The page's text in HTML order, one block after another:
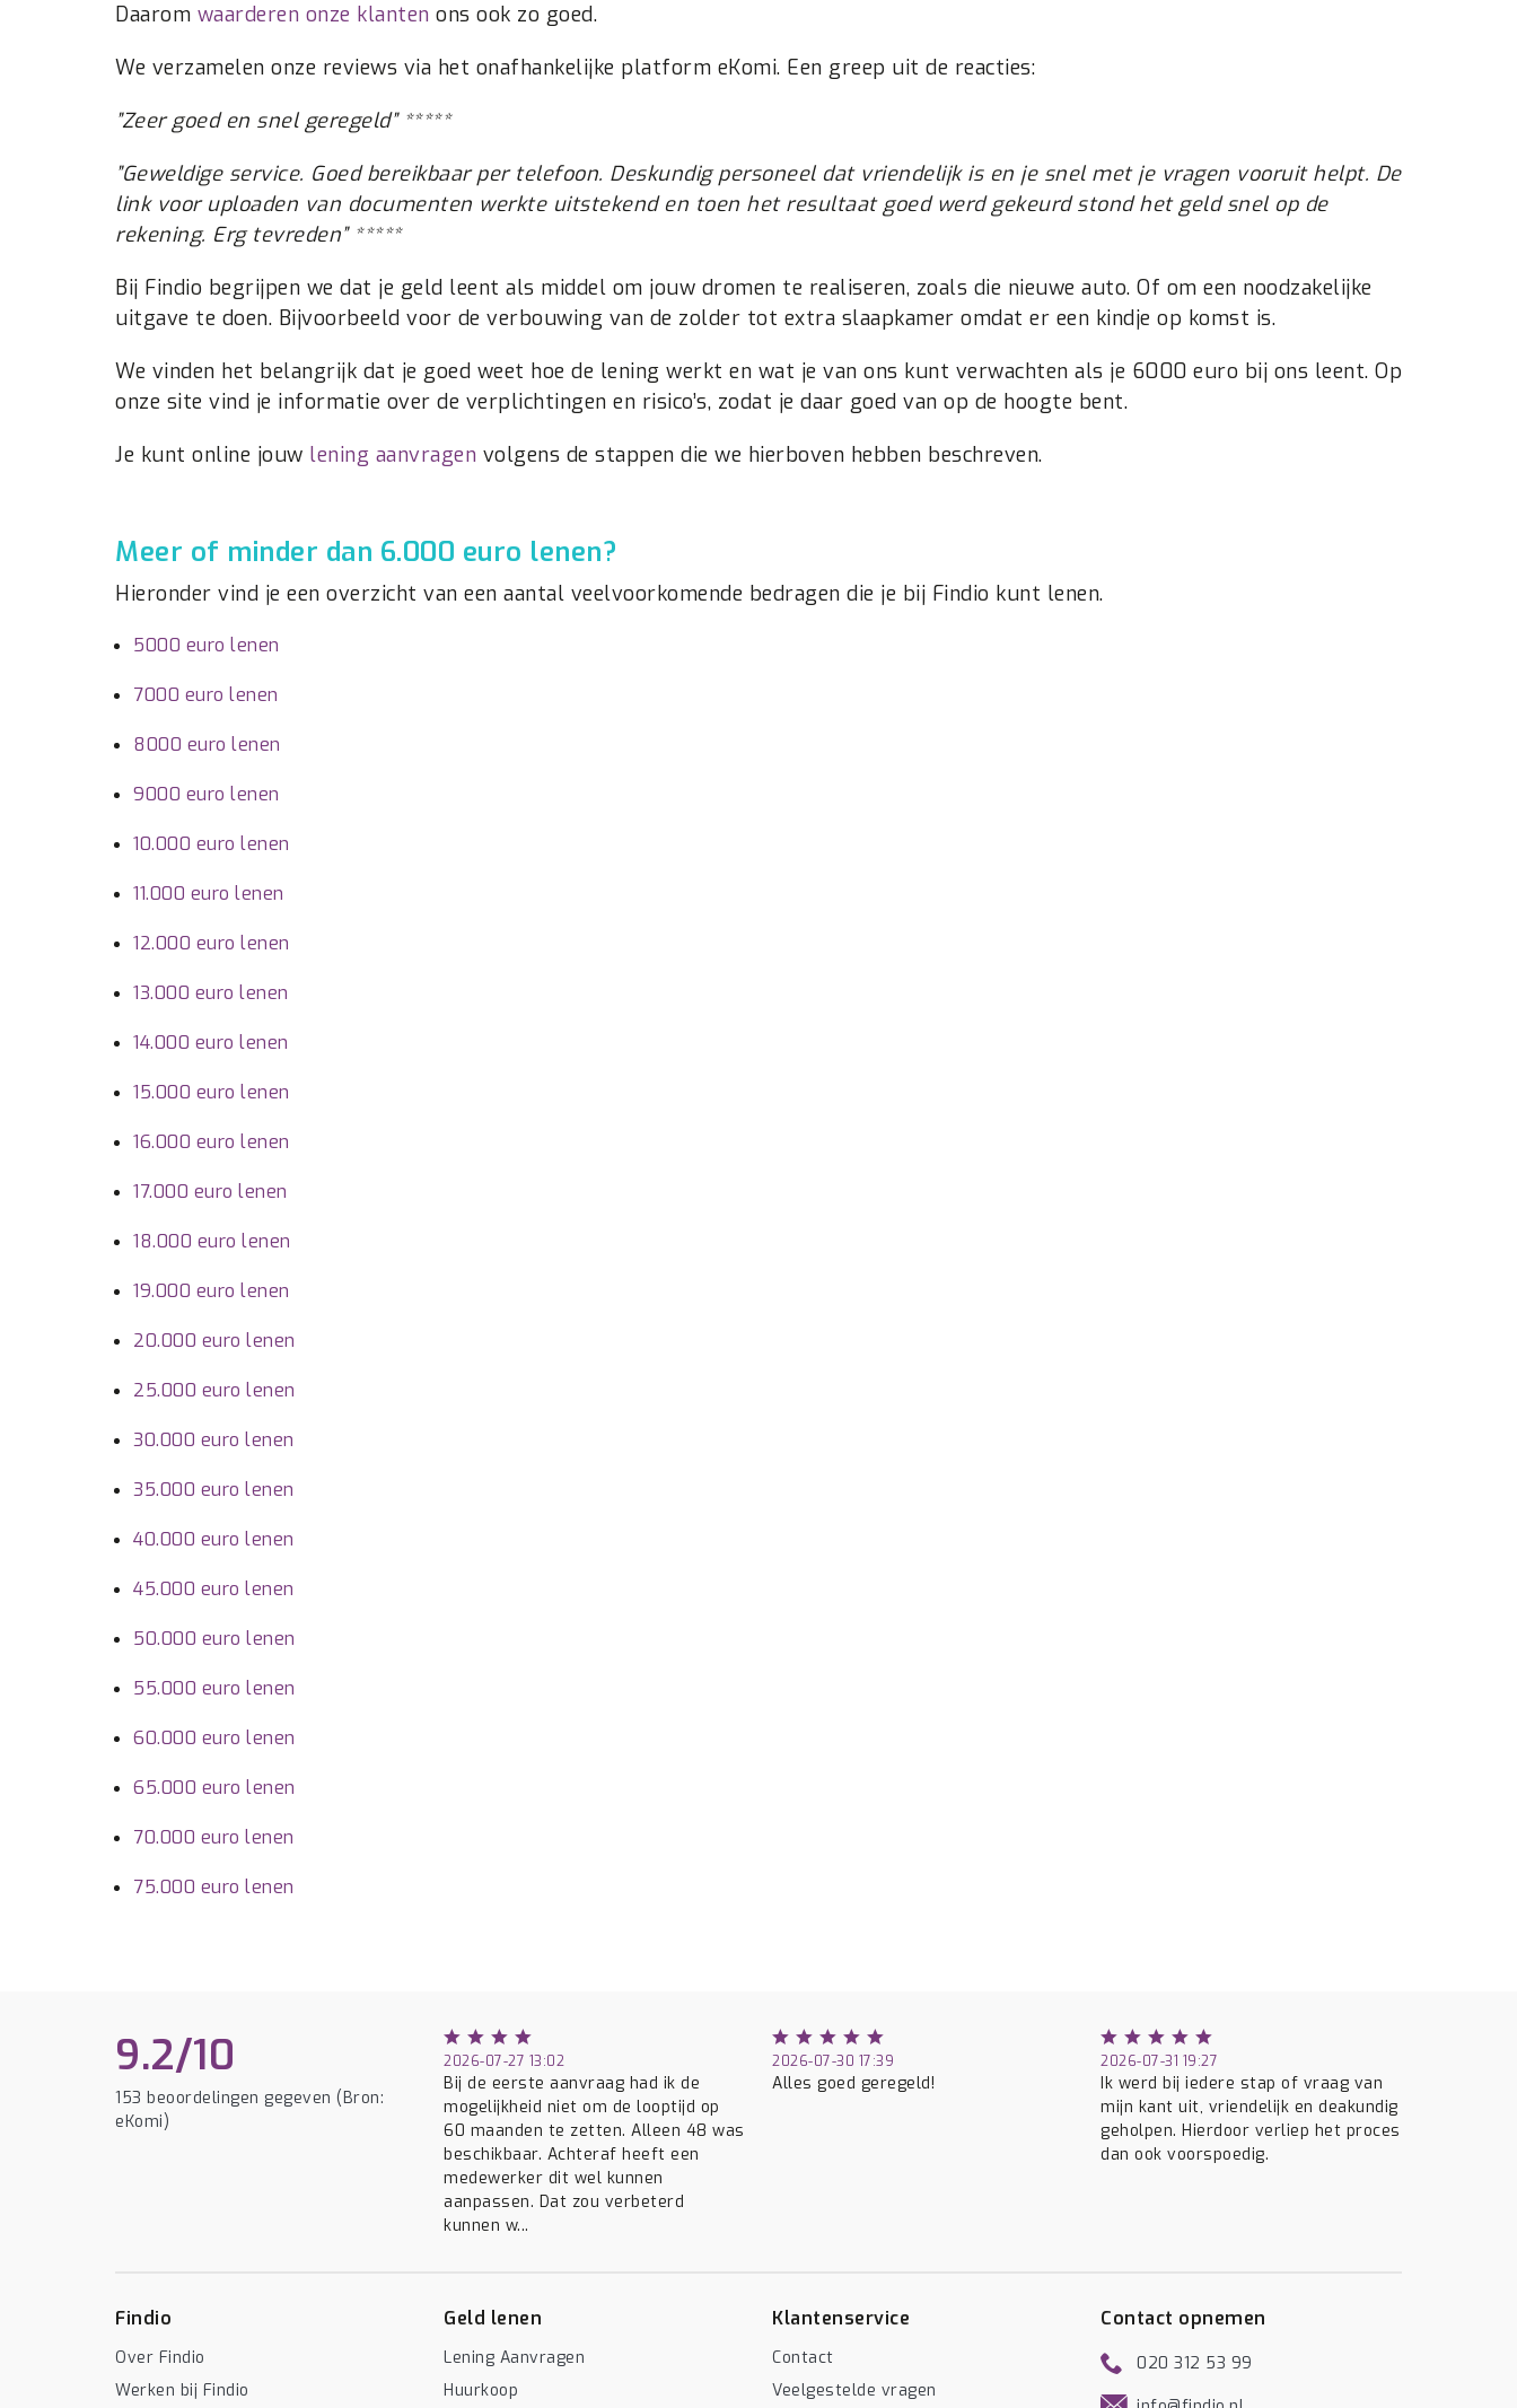
Daarom waarderen onze klanten ons ook zo goed.
We verzamelen onze reviews via het onafhankelijke platform eKomi. Een greep uit de reacties:
”Zeer goed en snel geregeld” *****
”Geweldige service. Goed bereikbaar per telefoon. Deskundig personeel dat vriendelijk is en je snel met je vragen vooruit helpt. De
link voor uploaden van documenten werkte uitstekend en toen het resultaat goed werd gekeurd stond het geld snel op de
rekening. Erg tevreden” *****
Bij Findio begrijpen we dat je geld leent als middel om jouw dromen te realiseren, zoals die nieuwe auto. Of om een noodzakelijke
uitgave te doen. Bijvoorbeeld voor de verbouwing van de zolder tot extra slaapkamer omdat er een kindje op komst is.
We vinden het belangrijk dat je goed weet hoe de lening werkt en wat je van ons kunt verwachten als je 6000 euro bij ons leent. Op
onze site vind je informatie over de verplichtingen en risico’s, zodat je daar goed van op de hoogte bent.
Je kunt online jouw lening aanvragen volgens de stappen die we hierboven hebben beschreven.
Meer of minder dan 6.000 euro lenen?
Hieronder vind je een overzicht van een aantal veelvoorkomende bedragen die je bij Findio kunt lenen.
5000 euro lenen
7000 euro lenen
8000 euro lenen
9000 euro lenen
10.000 euro lenen
11.000 euro lenen
12.000 euro lenen
13.000 euro lenen
14.000 euro lenen
15.000 euro lenen
16.000 euro lenen
17.000 euro lenen
18.000 euro lenen
19.000 euro lenen
20.000 euro lenen
25.000 euro lenen
30.000 euro lenen
35.000 euro lenen
40.000 euro lenen
45.000 euro lenen
50.000 euro lenen
55.000 euro lenen
60.000 euro lenen
65.000 euro lenen
70.000 euro lenen
75.000 euro lenen
9.2/10
153 beoordelingen gegeven (Bron:
eKomi)
2026-07-27 13:02
Bij de eerste aanvraag had ik de
mogelijkheid niet om de looptijd op
60 maanden te zetten. Alleen 48 was
beschikbaar. Achteraf heeft een
medewerker dit wel kunnen
aanpassen. Dat zou verbeterd
kunnen w...
2026-07-30 17:39
Alles goed geregeld!
2026-07-31 19:27
Ik werd bij iedere stap of vraag van
mijn kant uit, vriendelijk en deakundig
geholpen. Hierdoor verliep het proces
dan ook voorspoedig.
Findio
Over Findio
Werken bij Findio
Geld lenen
Lening Aanvragen
Huurkoop
Klantenservice
Contact
Veelgestelde vragen
Contact opnemen
020 312 53 99